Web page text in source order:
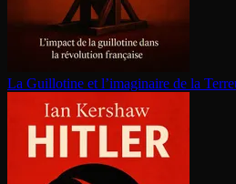
La Guillotine et l’imaginaire de la